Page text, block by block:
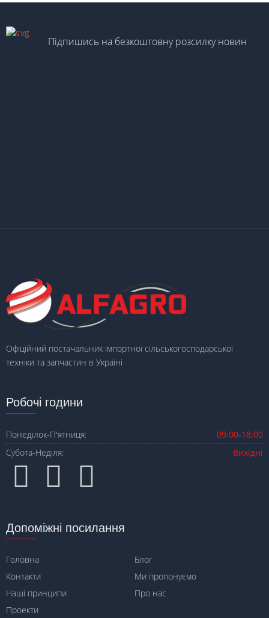
Підпишись на безкоштовну розсилку новин
Офіційний постачальник імпортної сільськогосподарської
техніки та запчастин в Україні
Робочі години
Понеділок-П'ятниця:
09:00-18:00
Субота-Неділя:
Вихідні
Допоміжні посилання
Головна
Блог
Контакти
Ми пропонуємо
Наші принципи
Про нас
Проекти